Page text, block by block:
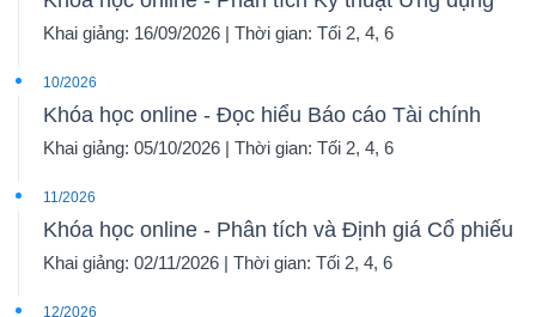
Khai giảng: 16/09/2026 | Thời gian: Tối 2, 4, 6
10/2026
Khóa học online - Đọc hiểu Báo cáo Tài chính
Khai giảng: 05/10/2026 | Thời gian: Tối 2, 4, 6
11/2026
Khóa học online - Phân tích và Định giá Cổ phiếu
Khai giảng: 02/11/2026 | Thời gian: Tối 2, 4, 6
12/2026
BẤT
Mã
chứng
khoán